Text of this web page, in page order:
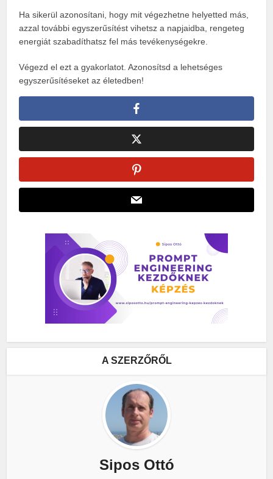
Ha sikerül azonosítani, hogy mit végezhetne helyetted más,
azzal további egyszerűsítést vihetsz a napjaidba, rengeteg
energiát szabadíthatsz fel más tevékenységekre.
Végezd el ezt a gyakorlatot. Azonosítsd a lehetséges
egyszerűsítéseket az életedben!
A SZERZŐRŐL
Sipos Ottó